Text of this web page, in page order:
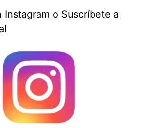
Instagram o Suscríbete a